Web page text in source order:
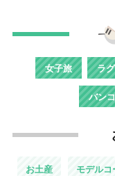
女子旅 ラ
バン
お土産 モデルコ